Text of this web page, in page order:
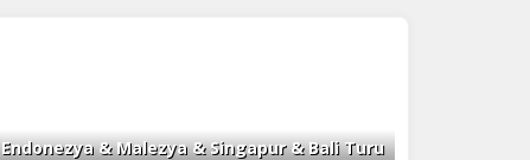
Endonezya & Malezya & Singapur & Bali Turu